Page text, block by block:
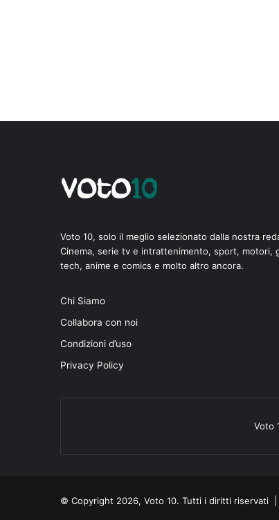
Voto 10, solo il meglio selezionato dalla nostra
Cinema, serie tv e intrattenimento, sport, motori,
tech, anime e comics e molto altro ancora.
Chi Siamo
Collabora con noi
Condizioni d’uso
Privacy Policy
Voto
© Copyright 2026, Voto 10. Tutti i diritti riservati